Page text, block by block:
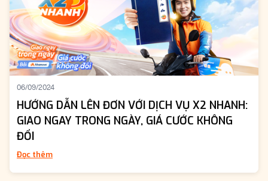
06/09/2024
HƯỚNG DẪN LÊN ĐƠN VỚI DỊCH VỤ X2 NHANH:
GIAO NGAY TRONG NGÀY, GIÁ CƯỚC KHÔNG
ĐỔI
Đọc thêm